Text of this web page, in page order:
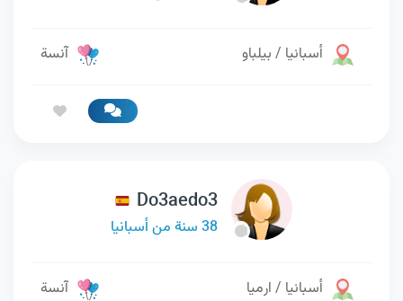
أسبانيا / بيلباو آنسة
Do3aedo3
38 سنة من أسبانيا
أسبانيا / ارميا آنسة